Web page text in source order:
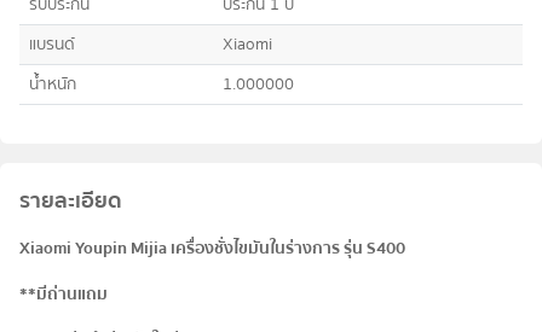
แบรนด์
Xiaomi
น้ำหนัก
1.000000
รายละเอียด
Xiaomi Youpin Mijia เครื่องชั่งไขมันในร่างการ รุ่น S400
**มีถ่านแถม